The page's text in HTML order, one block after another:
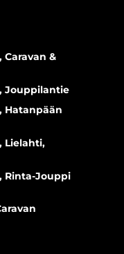
&
Jouppilantie
Hatanpään
Lielahti,
Rinta-Jouppi